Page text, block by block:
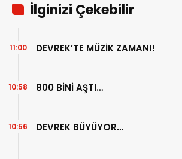
İlginizi Çekebilir
DEVREK’TE MÜZİK ZAMANI!
11:00
800 BİNİ AŞTI…
10:58
DEVREK BÜYÜYOR…
10:56